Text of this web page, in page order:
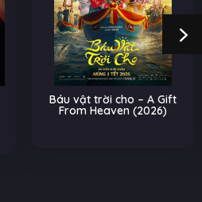
Báu vật trời cho – A Gift
From Heaven (2026)